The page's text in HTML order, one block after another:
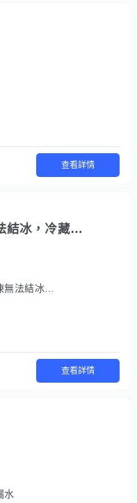
查看詳情
冰箱溫度降不下來，冷凍無法結冰，冷藏感受不到低溫
感受不到低溫
查看詳情
水